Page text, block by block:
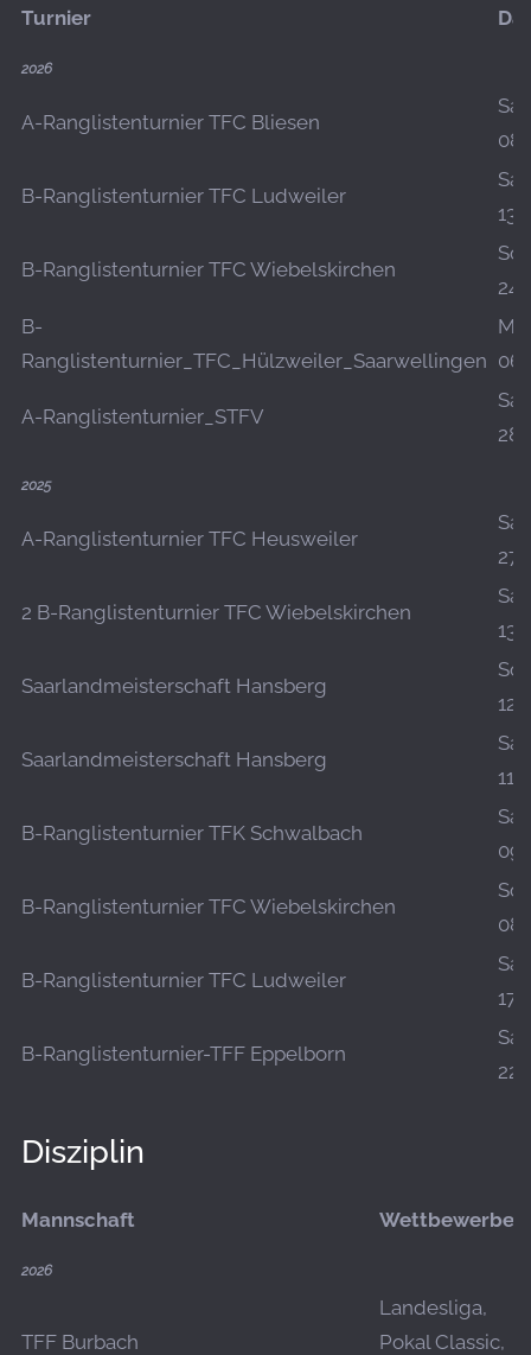
Turnier
2026
A-Ranglistenturnier TFC Bliesen
Sa.,
B-Ranglistenturnier TFC Ludweiler
Sa.,
B-Ranglistenturnier TFC Wiebelskirchen
So.,
B-
Ranglistenturnier_TFC_Hülzweiler_Saarwellingen
A-Ranglistenturnier_STFV
Sa.,
2025
A-Ranglistenturnier TFC Heusweiler
Sa.,
2 B-Ranglistenturnier TFC Wiebelskirchen
Sa.,
Saarlandmeisterschaft Hansberg
So.,
Saarlandmeisterschaft Hansberg
Sa.,
B-Ranglistenturnier TFK Schwalbach
Sa.,
B-Ranglistenturnier TFC Wiebelskirchen
So.,
B-Ranglistenturnier TFC Ludweiler
Sa.,
B-Ranglistenturnier-TFF Eppelborn
Sa.,
Disziplin
Mannschaft Wettbewerbe
2026
TFF Burbach
Landesliga,
Pokal Classic,